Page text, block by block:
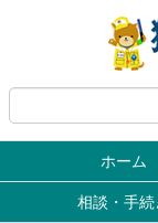
ホーム
相談・手続